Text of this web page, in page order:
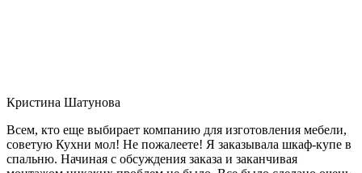
Кристина Шатунова
Всем, кто еще выбирает компанию для изготовления мебели,
советую Кухни мол! Не пожалеете! Я заказывала шкаф-купе в
спальню. Начиная с обсуждения заказа и заканчивая